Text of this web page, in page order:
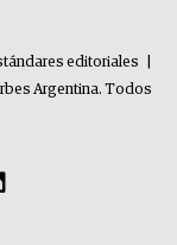
editoriales
Argentina. Todos